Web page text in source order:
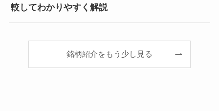
較してわかりやすく解説
銘柄紹介をもう少し見る